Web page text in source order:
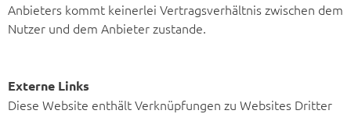
Anbieters kommt keinerlei Vertragsverhältnis zwischen dem
Nutzer und dem Anbieter zustande.
Externe Links
Diese Website enthält Verknüpfungen zu Websites Dritter